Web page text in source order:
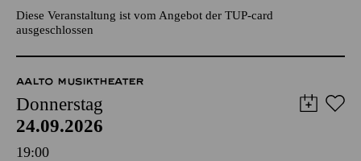
Diese Veranstaltung ist vom Angebot der TUP-card
ausgeschlossen
AALTO MUSIKTHEATER
Donnerstag
24.09.2026
19:00